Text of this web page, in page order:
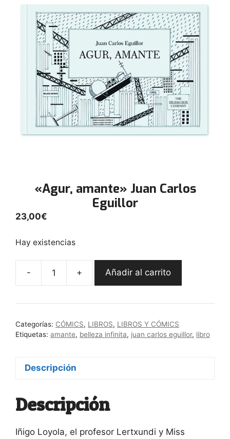
«Agur, amante» Juan Carlos
Eguillor
23,00€
Hay existencias
-
"Agur,
Juan
Eguillor
+ Añadir al carrito
Categorías: CÓMICS, LIBROS, LIBROS Y CÓMICS
Etiquetas: amante, belleza infinita, juan carlos eguillor, libro
Descripción
Descripción
Iñigo Loyola, el profesor Lertxundi y Miss